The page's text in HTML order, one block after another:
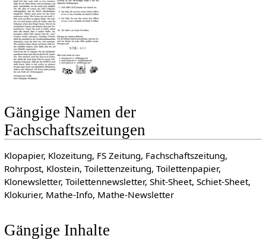
Gängige Namen der
Fachschaftszeitungen
Klopapier, Klozeitung, FS Zeitung, Fachschaftszeitung,
Rohrpost, Klostein, Toilettenzeitung, Toilettenpapier,
Klonewsletter, Toilettennewsletter, Shit-Sheet, Schiet-Sheet,
Klokurier, Mathe-Info, Mathe-Newsletter
Gängige Inhalte